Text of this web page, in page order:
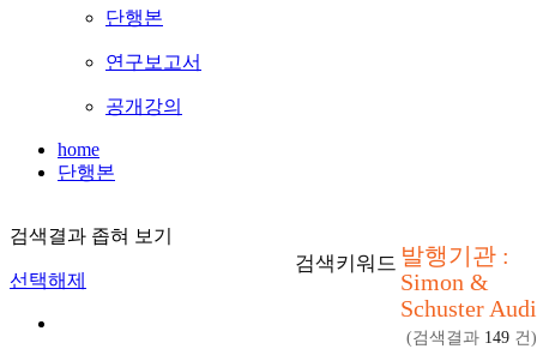
단행본
연구보고서
공개강의
home
단행본
검색결과 좁혀 보기
선택해제
검색키워드 발행기관 :
Simon &
Schuster
(검색결과 149 건)